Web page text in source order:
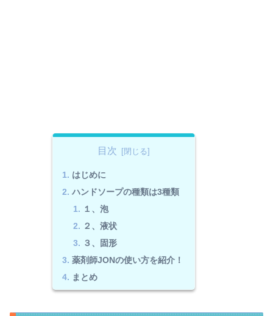
目次
はじめに
ハンドソープの種類は3種類
１、泡
２、液状
３、固形
薬剤師JONの使い方を紹介！
まとめ